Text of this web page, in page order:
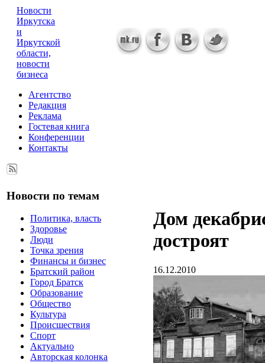
Новости
Иркутска
и
Иркутской
области,
новости
бизнеса
Агентство
Редакция
Реклама
Гостевая книга
Конференции
Контакты
Новости по темам
Политика, власть
Здоровье
Люди
Точка зрения
Финансы и бизнес
Братский район
Город Братск
Образование
Общество
Культура
Происшествия
Спорт
Актуально
Авторская колонка
Дом
достроят
16.12.2010